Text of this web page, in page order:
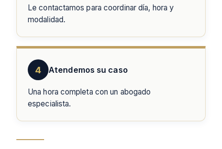
Le contactamos para coordinar día, hora y
modalidad.
4 Atendemos su caso
Una hora completa con un abogado
especialista.